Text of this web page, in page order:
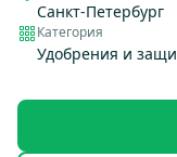
Санкт-Петербург
Категория
Удобрения и